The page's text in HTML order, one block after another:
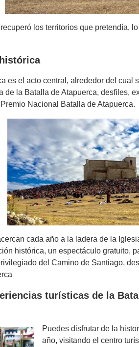
los territorios que pretendía,
es el acto central, alrededor del cual
de la Batalla de Atapuerca, desfiles,
Nacional Batalla de Atapuerca.
cada año a la ladera de la
histórica, un espectáculo gratuito,
del Camino de Santiago,
turísticas de la
Puedes disfrutar de la
año, visitando el centro